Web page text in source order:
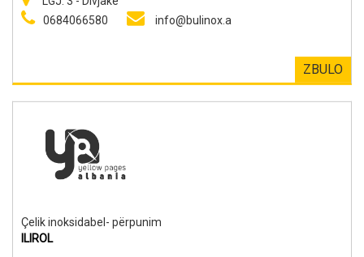
0684066580
info@bulinox.a
ZBULO
Çelik inoksidabel- përpunim
ILIROL